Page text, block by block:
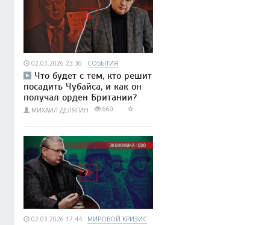
02.03.2026 23:36 СОБЫТИЯ
Что будет с тем, кто решит
посадить Чубайса, и как он
получал орден Британии?
МИХАИЛ ДЕЛЯГИН 660
02.03.2026 17:44 МИРОВОЙ КРИЗИС